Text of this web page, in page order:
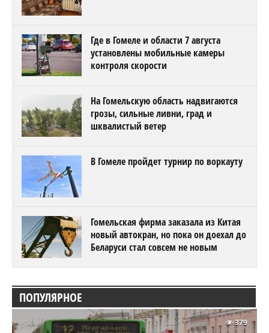
Где в Гомеле и области 7 августа
установлены мобильные камеры
контроля скорости
На Гомельскую область надвигаются
грозы, сильные ливни, град и
шквалистый ветер
В Гомеле пройдет турнир по воркауту
Гомельская фирма заказала из Китая
новый автокран, но пока он доехал до
Беларуси стал совсем не новым
ПОПУЛЯРНОЕ
379